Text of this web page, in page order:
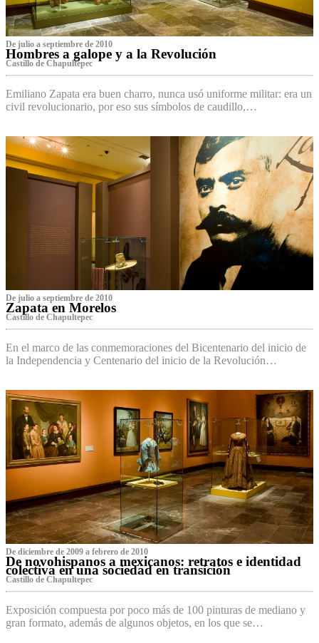
De julio a septiembre de 2010
Hombres a galope y a la Revolución
Castillo de Chapultepec
Emiliano Zapata era buen charro, nunca usó uniforme militar: era un
civil revolucionario, por eso sus símbolos de caudillo,…
De julio a septiembre de 2010
Zapata en Morelos
Castillo de Chapultepec
En el marco de las conmemoraciones del Bicentenario del inicio de
la Independencia y Centenario del inicio de la Revolución…
De diciembre de 2009 a febrero de 2010
De novohispanos a mexicanos: retratos e identidad
colectiva en una sociedad en transición
Castillo de Chapultepec
Exposición compuesta por poco más de 100 pinturas de mediano y
gran formato, además de algunos objetos, en los que se…